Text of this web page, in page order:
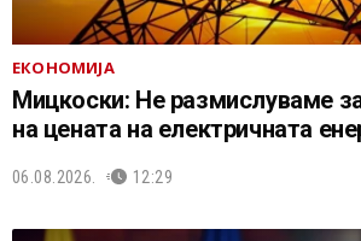
ЕКОНОМИЈА
Мицкоски: Не размислуваме
на цената на електричната
06.08.2026. 12:29